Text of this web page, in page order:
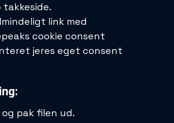
link med
cookie consent
jeres eget consent
og pak filen ud.